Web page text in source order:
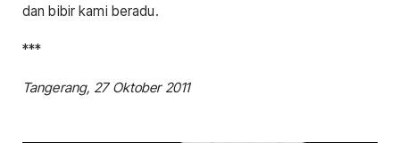
dan bibir kami beradu.
***
Tangerang, 27 Oktober 2011